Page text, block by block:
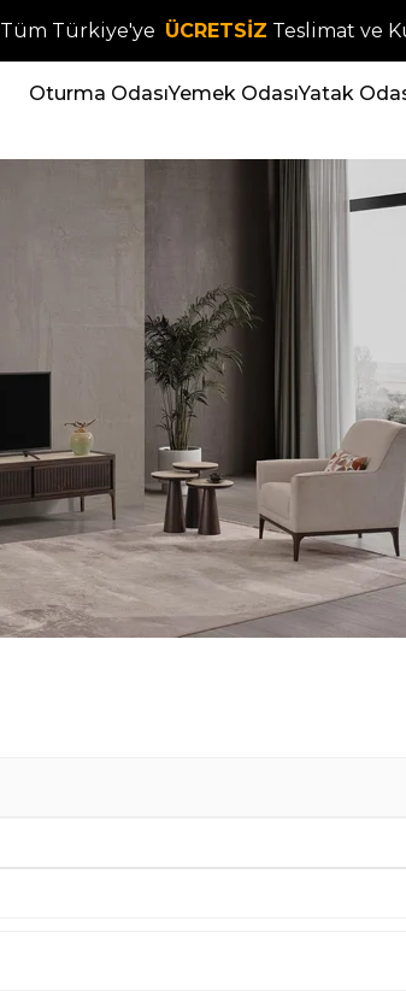
Tüm Türkiye'ye ÜCRETSİZ Teslimat ve
Oturma OdasıYemek OdasıYatak